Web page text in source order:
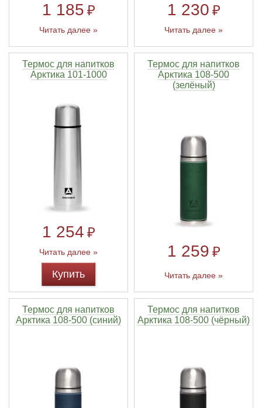
1 185 ₽
Читать далее »
1 230 ₽
Читать далее »
Термос для напитков
Арктика 101-1000
1 254 ₽
Читать далее »
Купить
Термос для напитков
Арктика 108-500
(зелёный)
1 259 ₽
Читать далее »
Термос для напитков
Арктика 108-500 (синий)
Термос для напитков
Арктика 108-500 (чёрный)